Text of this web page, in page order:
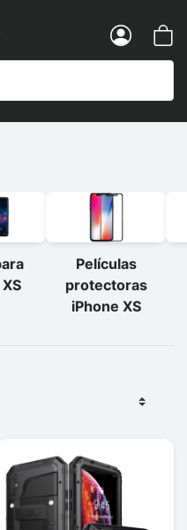
e acessórios para
Películas
protectoras
iPhone XS